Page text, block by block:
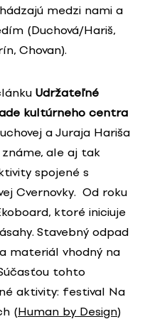
medzi nami a
(Duchová/Hariš,
Chovan).
Udržateľné
kultúrneho centra
a Juraja Hariša
známe, ale aj tak
spojené s
Cvernovky. Od roku
ktoré iniciuje
Stavebný odpad
materiál vhodný na
tohto
aktivity: festival Na
(Human by Design)